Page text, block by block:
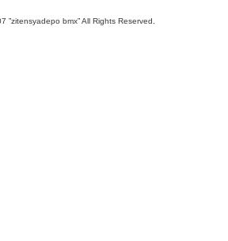
”zitensyadepo bmx” All Rights Reserved.